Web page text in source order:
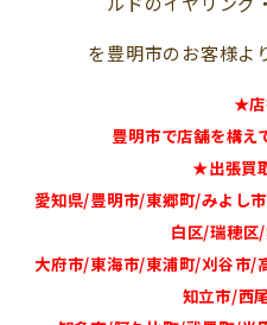
を豊明市のお客様よ
★
豊明市で店舗を構え
★出張買
愛知県/豊明市/東郷町/みよし
白区/瑞穂
大府市/東海市/東浦町/刈谷市/
知立市/西